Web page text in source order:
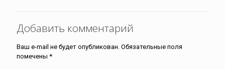
Добавить комментарий
Ваш e-mail не будет опубликован. Обязательные поля
помечены *